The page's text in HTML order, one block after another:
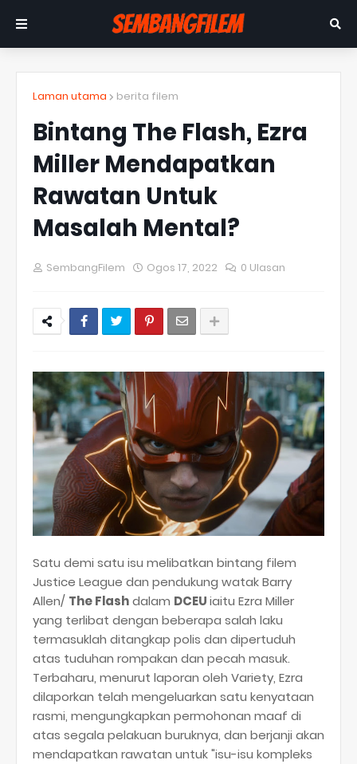
Laman utama berita filem
Bintang The Flash, Ezra
Miller Mendapatkan
Rawatan Untuk
Masalah Mental?
SembangFilem Ogos 17, 2022 0 Ulasan
Satu demi satu isu melibatkan bintang filem
Justice League dan pendukung watak Barry
Allen/ The Flashdalam DCEUiaitu Ezra Miller
yang terlibat dengan beberapa salah laku
termasuklah ditangkap polis dan dipertuduh
atas tuduhan rompakan dan pecah masuk.
Terbaharu, menurut laporan oleh Variety, Ezra
dilaporkan telah mengeluarkan satu kenyataan
rasmi, mengungkapkan permohonan maaf di
atas segala pelakuan buruknya, dan berjanji akan
mendapatkan rawatan untuk "isu-isu kompleks